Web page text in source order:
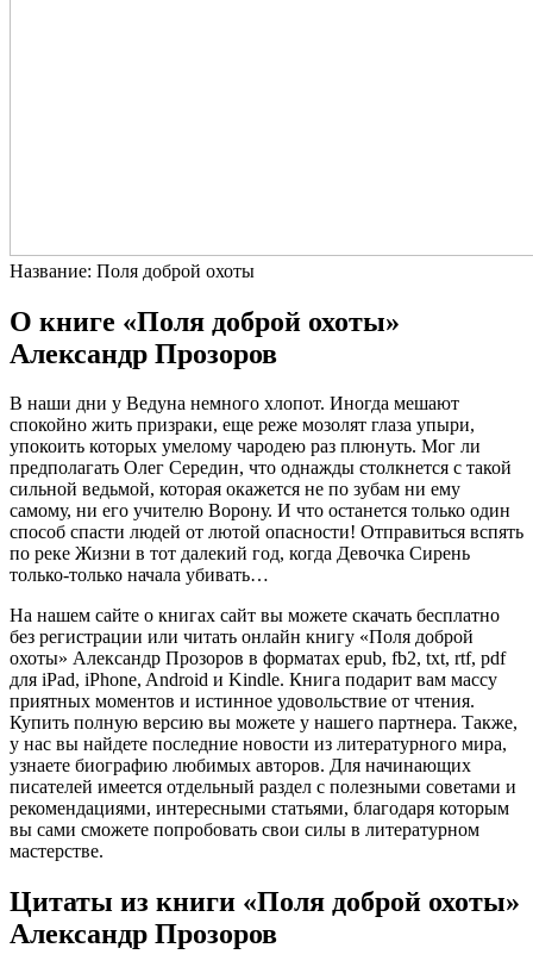
Название: Поля доброй охоты
О книге «Поля доброй охоты»
Александр Прозоров
В наши дни у Ведуна немного хлопот. Иногда мешают
спокойно жить призраки, еще реже мозолят глаза упыри,
упокоить которых умелому чародею раз плюнуть. Мог ли
предполагать Олег Середин, что однажды столкнется с такой
сильной ведьмой, которая окажется не по зубам ни ему
самому, ни его учителю Ворону. И что останется только один
способ спасти людей от лютой опасности! Отправиться вспять
по реке Жизни в тот далекий год, когда Девочка Сирень
только-только начала убивать…
На нашем сайте о книгах сайт вы можете скачать бесплатно
без регистрации или читать онлайн книгу «Поля доброй
охоты» Александр Прозоров в форматах epub, fb2, txt, rtf, pdf
для iPad, iPhone, Android и Kindle. Книга подарит вам массу
приятных моментов и истинное удовольствие от чтения.
Купить полную версию вы можете у нашего партнера. Также,
у нас вы найдете последние новости из литературного мира,
узнаете биографию любимых авторов. Для начинающих
писателей имеется отдельный раздел с полезными советами и
рекомендациями, интересными статьями, благодаря которым
вы сами сможете попробовать свои силы в литературном
мастерстве.
Цитаты из книги «Поля доброй охоты»
Александр Прозоров